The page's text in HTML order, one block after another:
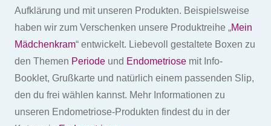
Aufklärung und mit unseren Produkten. Beispielsweise
haben wir zum Verschenken unsere Produktreihe „Mein
Mädchenkram“ entwickelt. Liebevoll gestaltete Boxen zu
den Themen Periode und Endometriose mit Info-
Booklet, Grußkarte und natürlich einem passenden Slip,
den du frei wählen kannst. Mehr Informationen zu
unseren Endometriose-Produkten findest du in der